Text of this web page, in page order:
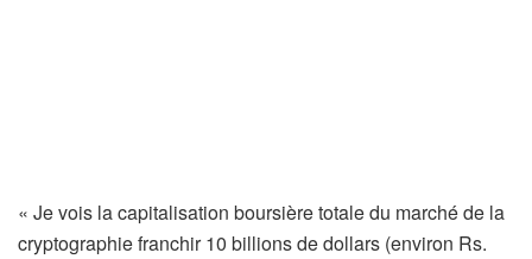
« Je vois la capitalisation boursière totale du marché de la
cryptographie franchir 10 billions de dollars (environ Rs.